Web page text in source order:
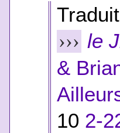
››› le
&
10 2-